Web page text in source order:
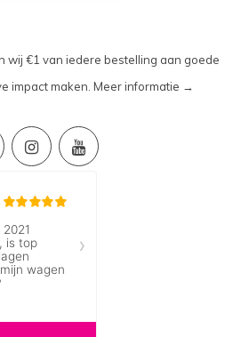
wij €1 van iedere bestelling aan goede
impact maken. Meer informatie →